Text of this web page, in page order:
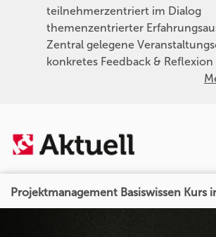
teilnehmerzentriert im Dialog
themenzentrierter
Zentral gelegene
konkretes Feedback & Reflexion
Projektmanagement Basiswissen Kurs